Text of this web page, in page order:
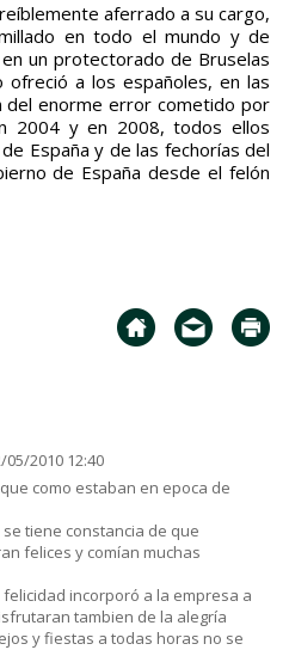
aferrado a su cargo,
en todo el mundo y de
un protectorado de Bruselas
ofreció a los españoles, en las
del enorme error cometido por
2004 y en 2008, todos ellos
España y de las fechorías del
de España desde el felón
05/2010 12:40
como estaban en epoca de
tiene constancia de que
felices y comían muchas
incorporó a la empresa a
tambien de la alegría
y fiestas a todas horas no se